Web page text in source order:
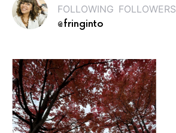
FOLLOWING FOLLOWERS
@fringinto